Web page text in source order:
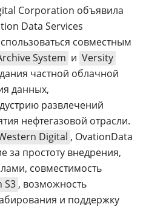
Corporation объявила
Data Services
совместным
System и Versity
частной облачной
данных,
развлечений
нефтегазовой отрасли.
Digital , OvationData
за простоту внедрения,
совместимость
S3 , возможность
и поддержку